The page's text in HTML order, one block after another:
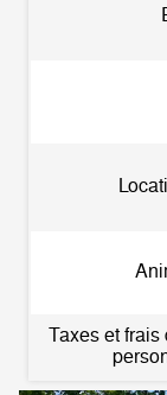
Taxes et